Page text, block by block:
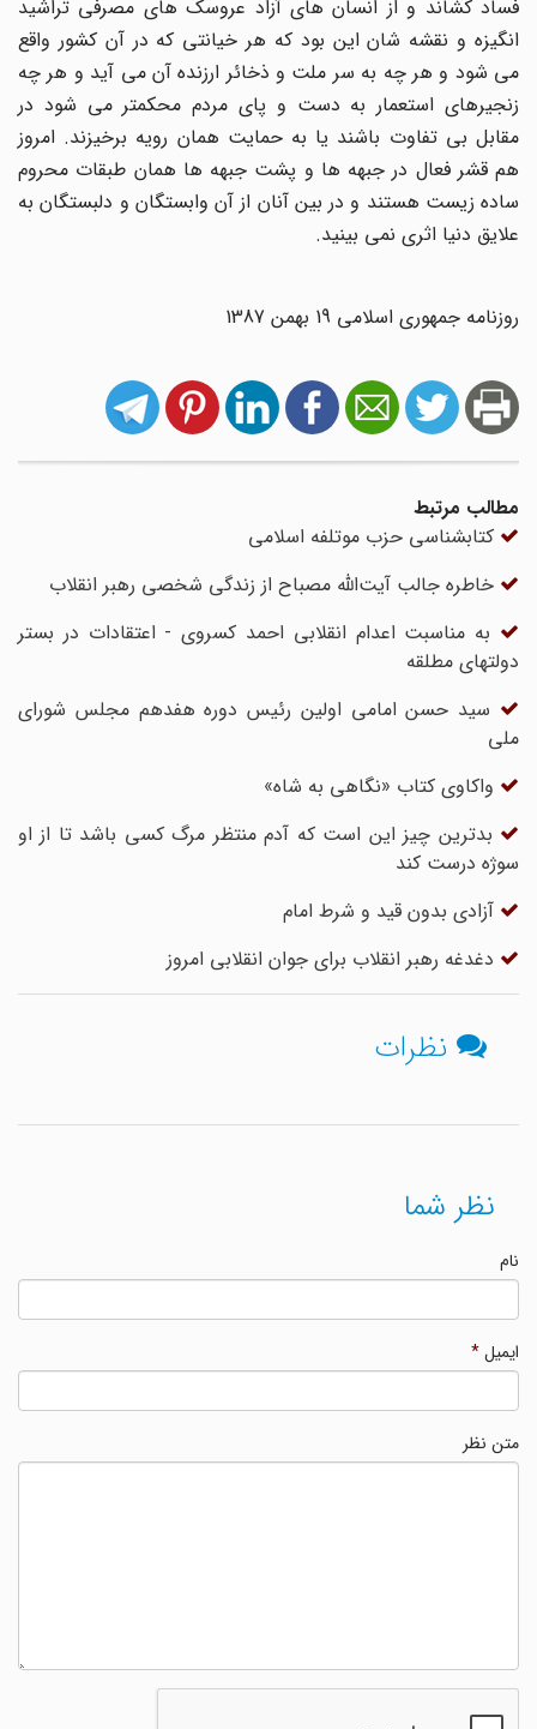
فساد کشاند و از انسان های آزاد عروسک های مصرفی تراشید
انگیزه و نقشه شان این بود که هر خیانتی که در آن کشور واقع
می شود و هر چه به سر ملت و ذخائر ارزنده آن می آید و هر چه
زنجیرهای استعمار به دست و پای مردم محکمتر می شود در
مقابل بی تفاوت باشند یا به حمایت همان رویه برخیزند. امروز
هم قشر فعال در جبهه ها و پشت جبهه ها همان طبقات محروم
ساده زیست هستند و در بین آنان از آن وابستگان و دلبستگان به
علایق دنیا اثری نمی بینید.
روزنامه جمهوری اسلامی 19 بهمن 1387
مطالب مرتبط
کتابشناسی حزب موتلفه اسلامی
خاطره جالب آیت‌الله مصباح از زندگی شخصی رهبر انقلاب
به مناسبت اعدام انقلابی احمد کسروی - اعتقادات در بستر
دولتهای مطلقه
سید حسن امامی اولین رئیس دوره هفدهم مجلس شورای
ملی
واکاوی کتاب «نگاهی به شاه»
بدترین چیز این است که آدم منتظر مرگ کسی باشد تا از او
سوژه درست کند
آزادی بدون قید و شرط امام
دغدغه رهبر انقلاب برای جوان انقلابی امروز
نظرات
نظر شما
ایمیل*
متن نظر